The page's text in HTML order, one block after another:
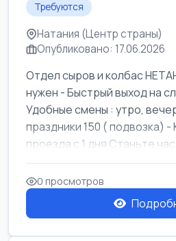
Требуются
Натания (Центр страны)
Опубликовано: 17.06.2026
Отдел сыров и колбас
нужен - Быстрый выход на
Удобные смены : утро,
праздники 150 ( подвозка)
проезда с 1 дня Станьте
0 просмотров